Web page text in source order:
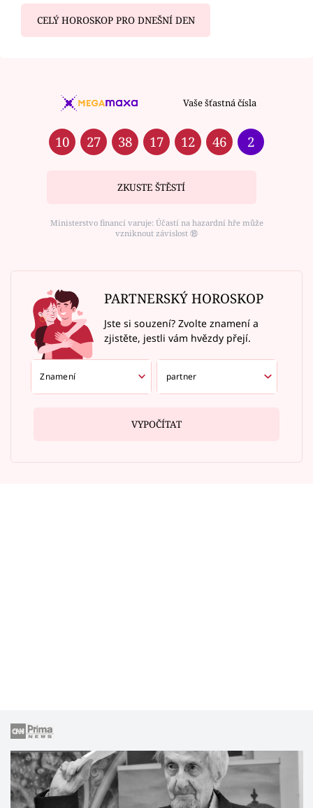
CELÝ HOROSKOP PRO DNEŠNÍ DEN
Vaše šťastná čísla
10 27 38 17 12 46 2
ZKUSTE ŠTĚSTÍ
Ministerstvo financí varuje: Účastí na hazardní hře může
vzniknout závislost ⑱
PARTNERSKÝ HOROSKOP
Jste si souzení? Zvolte znamení a
zjistěte, jestli vám hvězdy přejí.
VYPOČÍTAT